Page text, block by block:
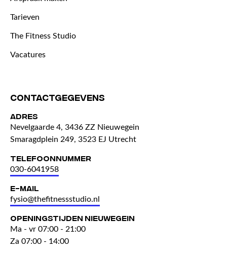
Tarieven
The Fitness Studio
Vacatures
Contactgegevens
Adres
Nevelgaarde 4, 3436 ZZ Nieuwegein
Smaragdplein 249, 3523 EJ Utrecht
Telefoonnummer
030-6041958
E-mail
fysio@thefitnessstudio.nl
Openingstijden Nieuwegein
Ma - vr 07:00 - 21:00
Za 07:00 - 14:00